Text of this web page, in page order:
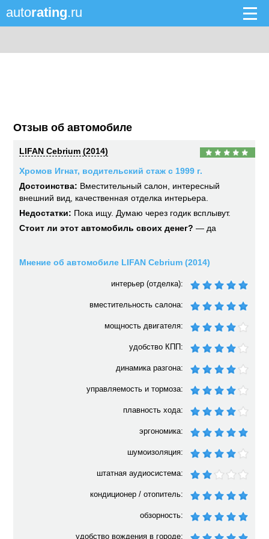
autorating.ru
Отзыв об автомобиле
LIFAN Cebrium (2014)
Хромов Игнат, водительский стаж с 1999 г.
Достоинства: Вместительный салон, интересный
внешний вид, качественная отделка интерьера.
Недостатки: Пока ищу. Думаю через годик всплывут.
Стоит ли этот автомобиль своих денег? — да
Мнение об автомобиле LIFAN Cebrium (2014)
интерьер (отделка):
вместительность салона:
мощность двигателя:
удобство КПП:
динамика разгона:
управляемость и тормоза:
плавность хода:
эргономика:
шумоизоляция:
штатная аудиосистема:
кондиционер / отопитель:
обзорность:
удобство вождения в городе: